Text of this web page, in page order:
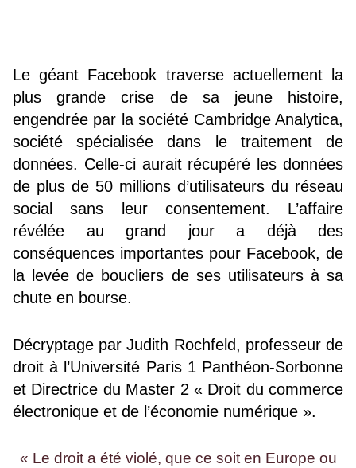
Le géant Facebook traverse actuellement la
plus grande crise de sa jeune histoire,
engendrée par la société Cambridge Analytica,
société spécialisée dans le traitement de
données. Celle-ci aurait récupéré les données
de plus de 50 millions d’utilisateurs du réseau
social sans leur consentement. L’affaire
révélée au grand jour a déjà des
conséquences importantes pour Facebook, de
la levée de boucliers de ses utilisateurs à sa
chute en bourse.
Décryptage par Judith Rochfeld, professeur de
droit à l’Université Paris 1 Panthéon-Sorbonne
et Directrice du Master 2 « Droit du commerce
électronique et de l’économie numérique ».
« Le droit a été violé, que ce soit en Europe ou